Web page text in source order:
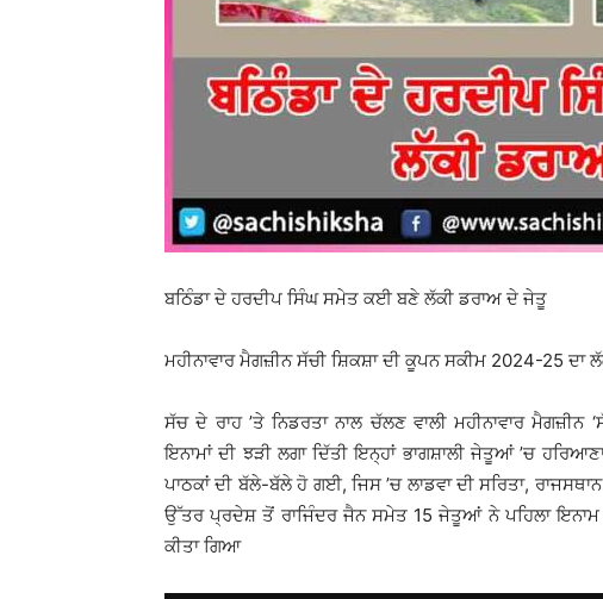
ਬਠਿੰਡਾ ਦੇ ਹਰਦੀਪ ਸਿੰਘ ਸਮੇਤ ਕਈ ਬਣੇ ਲੱਕੀ ਡਰਾਅ ਦੇ ਜੇਤੂ
ਮਹੀਨਾਵਾਰ ਮੈਗਜ਼ੀਨ ਸੱਚੀ ਸ਼ਿਕਸ਼ਾ ਦੀ ਕੂਪਨ ਸਕੀਮ 2024-25 ਦਾ
ਸੱਚ ਦੇ ਰਾਹ ’ਤੇ ਨਿਡਰਤਾ ਨਾਲ ਚੱਲਣ ਵਾਲੀ ਮਹੀਨਾਵਾਰ
ਇਨਾਮਾਂ ਦੀ ਝੜੀ ਲਗਾ ਦਿੱਤੀ ਇਨ੍ਹਾਂ ਭਾਗਸ਼ਾਲੀ ਜੇਤੂਆਂ ’ਚ
ਪਾਠਕਾਂ ਦੀ ਬੱਲੇ-ਬੱਲੇ ਹੋ ਗਈ, ਜਿਸ ’ਚ ਲਾਡਵਾ ਦੀ ਸਰਿਤਾ,
ਉੱਤਰ ਪ੍ਰਦੇਸ਼ ਤੋਂ ਰਾਜਿੰਦਰ ਜੈਨ ਸਮੇਤ 15 ਜੇਤੂਆਂ ਨੇ ਪਹਿਲਾ ਇਨਾਮ
ਕੀਤਾ ਗਿਆ